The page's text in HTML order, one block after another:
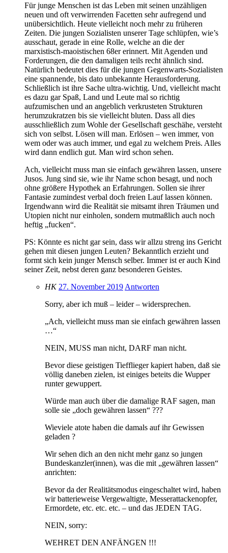
Für junge Menschen ist das Leben mit seinen unzähligen
neuen und oft verwirrenden Facetten sehr aufregend und
unübersichtlich. Heute vielleicht noch mehr zu früheren
Zeiten. Die jungen Sozialisten unserer Tage schlüpfen, wie’s
ausschaut, gerade in eine Rolle, welche an die der
marxistisch-maoistischen 68er erinnert. Mit Agenden und
Forderungen, die den damaligen teils recht ähnlich sind.
Natürlich bedeutet dies für die jungen Gegenwarts-Sozialisten
eine spannende, bis dato unbekannte Herausforderung.
Schließlich ist ihre Sache ultra-wichtig. Und, vielleicht macht
es dazu gar Spaß, Land und Leute mal so richtig
aufzumischen und an angeblich verkrusteten Strukturen
herumzukratzen bis sie vielleicht bluten. Dass all dies
ausschließlich zum Wohle der Gesellschaft geschähe, versteht
sich von selbst. Lösen will man. Erlösen – wen immer, von
wem oder was auch immer, und egal zu welchem Preis. Alles
wird dann endlich gut. Man wird schon sehen.
Ach, vielleicht muss man sie einfach gewähren lassen, unsere
Jusos. Jung sind sie, wie ihr Name schon besagt, und noch
ohne größere Hypothek an Erfahrungen. Sollen sie ihrer
Fantasie zumindest verbal doch freien Lauf lassen können.
Irgendwann wird die Realität sie mitsamt ihren Träumen und
Utopien nicht nur einholen, sondern mutmaßlich auch noch
heftig „fucken“.
PS: Könnte es nicht gar sein, dass wir allzu streng ins Gericht
gehen mit diesen jungen Leuten? Bekanntlich erzieht und
formt sich kein junger Mensch selber. Immer ist er auch Kind
seiner Zeit, nebst deren ganz besonderen Geistes.
HK 27. November 2019 Antworten
Sorry, aber ich muß – leider – widersprechen.
„Ach, vielleicht muss man sie einfach gewähren lassen
…“
NEIN, MUSS man nicht, DARF man nicht.
Bevor diese geistigen Tiefflieger kapiert haben, daß sie
völlig daneben zielen, ist einiges beteits die Wupper
runter gewuppert.
Würde man auch über die damalige RAF sagen, man
solle sie „doch gewähren lassen“ ???
Wieviele atote haben die damals auf ihr Gewissen
geladen ?
Wir sehen dich an den nicht mehr ganz so jungen
Bundeskanzler(innen), was die mit „gewähren lassen“
anrichten:
Bevor da der Realitätsmodus eingeschaltet wird, haben
wir batterieweise Vergewaltigte, Messerattackenopfer,
Ermordete, etc. etc. etc. – und das JEDEN TAG.
NEIN, sorry:
WEHRET DEN ANFÄNGEN !!!